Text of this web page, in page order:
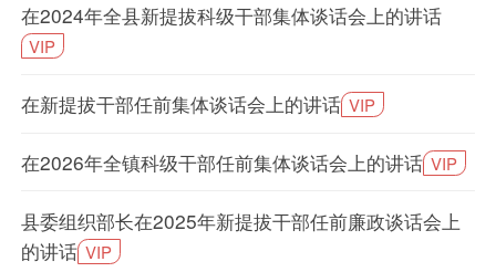
在2024年全县新提拔科级干部集体谈话会上的讲话
VIP
在新提拔干部任前集体谈话会上的讲话 VIP
在2026年全镇科级干部任前集体谈话会上的讲话 VIP
县委组织部长在2025年新提拔干部任前廉政谈话会上
的讲话 VIP